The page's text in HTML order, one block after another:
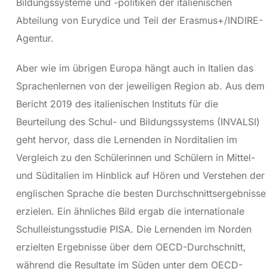
Bildungssysteme und -politiken der italienischen
Abteilung von Eurydice und Teil der Erasmus+/INDIRE-
Agentur.
Aber wie im übrigen Europa hängt auch in Italien das
Sprachenlernen von der jeweiligen Region ab. Aus dem
Bericht 2019 des italienischen Instituts für die
Beurteilung des Schul- und Bildungssystems (INVALSI)
geht hervor, dass die Lernenden in Norditalien im
Vergleich zu den Schülerinnen und Schülern in Mittel-
und Süditalien im Hinblick auf Hören und Verstehen der
englischen Sprache die besten Durchschnittsergebnisse
erzielen. Ein ähnliches Bild ergab die internationale
Schulleistungsstudie PISA. Die Lernenden im Norden
erzielten Ergebnisse über dem OECD-Durchschnitt,
während die Resultate im Süden unter dem OECD-